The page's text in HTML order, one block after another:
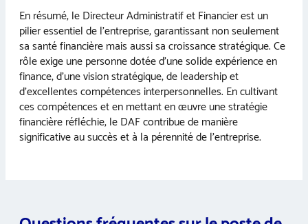
En résumé, le Directeur Administratif et Financier est un
pilier essentiel de l’entreprise, garantissant non seulement
sa santé financière mais aussi sa croissance stratégique. Ce
rôle exige une personne dotée d’une solide expérience en
finance, d’une vision stratégique, de leadership et
d’excellentes compétences interpersonnelles. En cultivant
ces compétences et en mettant en œuvre une stratégie
financière réfléchie, le DAF contribue de manière
significative au succès et à la pérennité de l’entreprise.